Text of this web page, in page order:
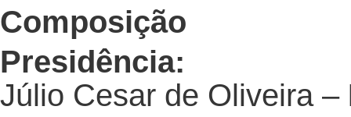
Composição
Presidência:
Júlio Cesar de Oliveira –